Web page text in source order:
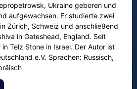
Ukraine geboren und
aufgewachsen. Er studierte zwei
Zürich, Schweiz und anschließend
in Gateshead, England. Seit
Telz Stone in Israel. Der Autor ist
e.V. Sprachen: Russisch,